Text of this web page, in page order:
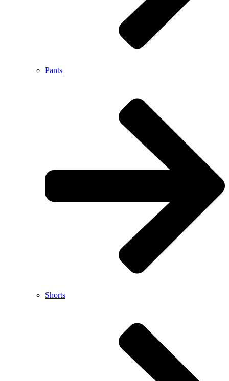
Pants
Shorts